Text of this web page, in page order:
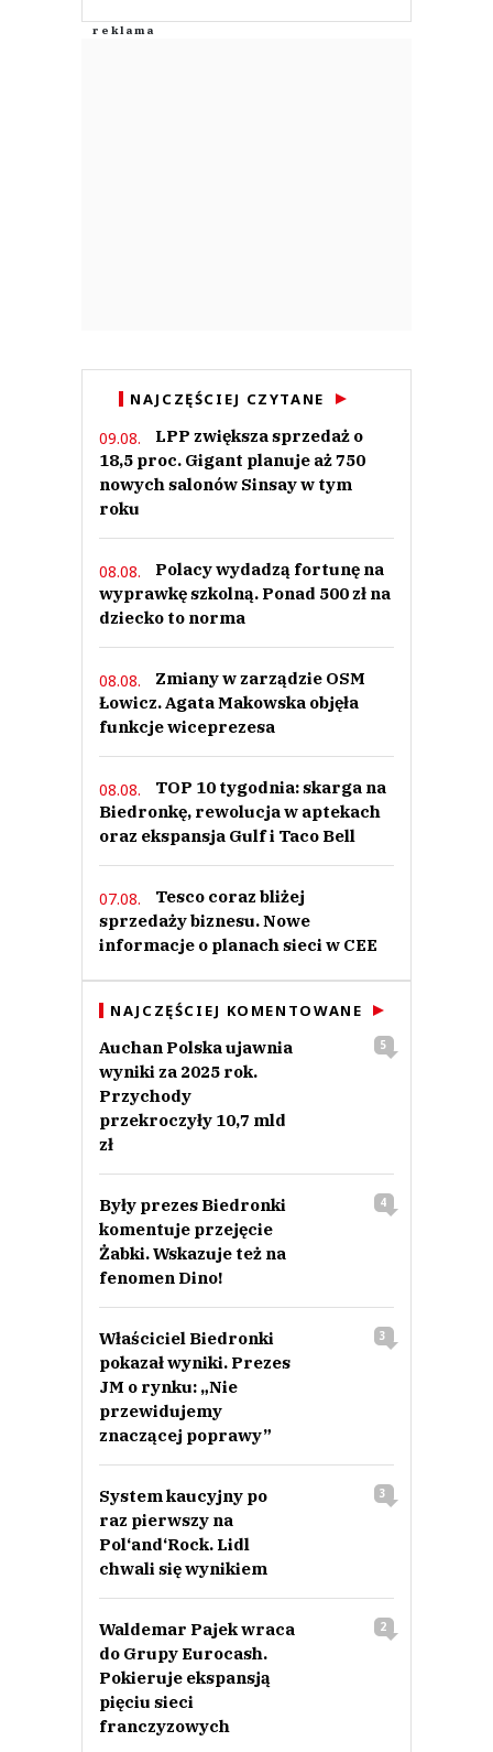
NAJCZĘŚCIEJ CZYTANE
09.08.
LPP zwiększa sprzedaż o
18,5 proc. Gigant planuje aż 750
nowych salonów Sinsay w tym
roku
08.08.
Polacy wydadzą fortunę na
wyprawkę szkolną. Ponad 500 zł na
dziecko to norma
08.08.
Zmiany w zarządzie OSM
Łowicz. Agata Makowska objęła
funkcje wiceprezesa
08.08.
TOP 10 tygodnia: skarga na
Biedronkę, rewolucja w aptekach
oraz ekspansja Gulf i Taco Bell
07.08.
Tesco coraz bliżej
sprzedaży biznesu. Nowe
informacje o planach sieci w CEE
NAJCZĘŚCIEJ KOMENTOWANE
Auchan Polska ujawnia
wyniki za 2025 rok.
Przychody
przekroczyły 10,7 mld
zł
5
Były prezes Biedronki
komentuje przejęcie
Żabki. Wskazuje też na
fenomen Dino!
4
Właściciel Biedronki
pokazał wyniki. Prezes
JM o rynku: „Nie
przewidujemy
znaczącej poprawy”
3
System kaucyjny po
raz pierwszy na
Pol‘and‘Rock. Lidl
chwali się wynikiem
3
Waldemar Pajek wraca
do Grupy Eurocash.
Pokieruje ekspansją
pięciu sieci
franczyzowych
2